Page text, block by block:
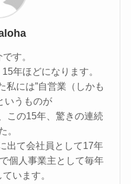
す。
年ほどになります。
私には”自営業（しかも
いうものが
この15年、驚きの連続
。
出て会社員として17年
個人事業主として毎年
います。